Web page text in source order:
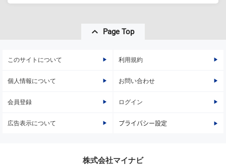
Page Top
このサイトについて 利用規約
個人情報について お問い合わせ
会員登録 ログイン
広告表示について プライバシー設定
株式会社マイナビ